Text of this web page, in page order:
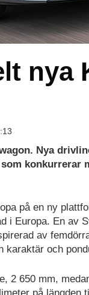
nya
Nya
konkurrerar
på en ny
i Europa. En av
av
karaktär och
2 650 mm,
på